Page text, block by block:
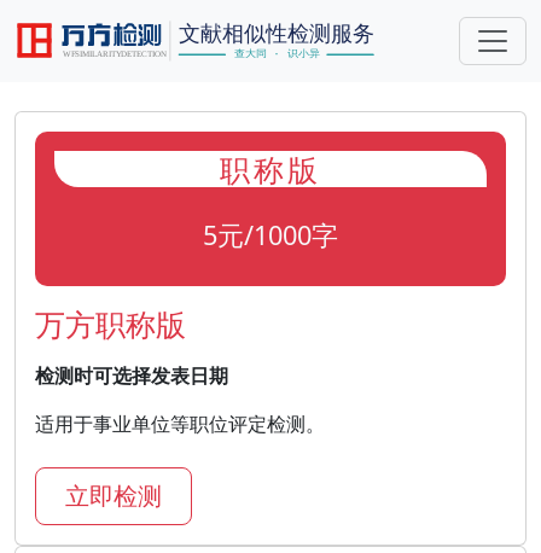
职称版
5元/1000字
万方职称版
检测时可选择发表日期
适用于事业单位等职位评定检测。
立即检测